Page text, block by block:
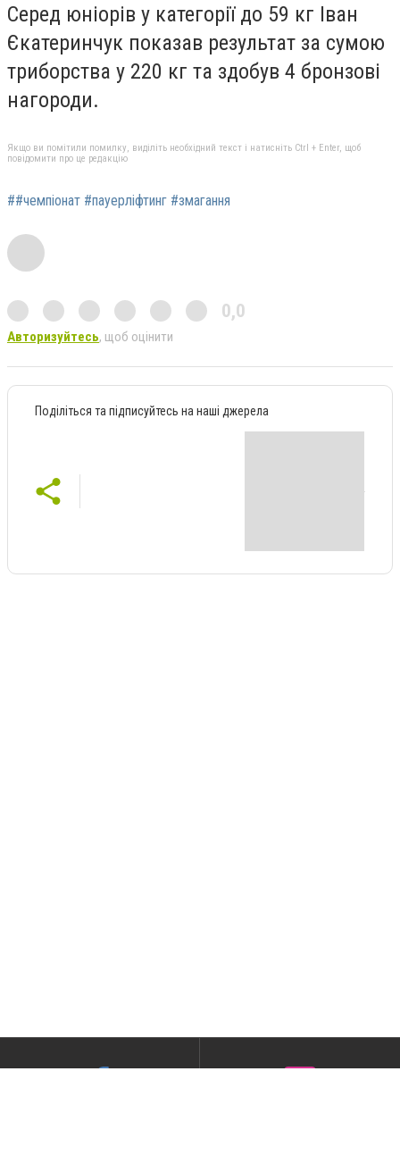
Серед юніорів у категорії до 59 кг Іван
Єкатеринчук показав результат за сумою
триборства у 220 кг та здобув 4 бронзові
нагороди.
Якщо ви помітили помилку, виділіть необхідний текст і натисніть Ctrl + Enter, щоб
повідомити про це редакцію
##чемпіонат #пауерліфтинг #змагання
0,0
Авторизуйтесь, щоб оцінити
Поділіться та підписуйтесь на наші джерела